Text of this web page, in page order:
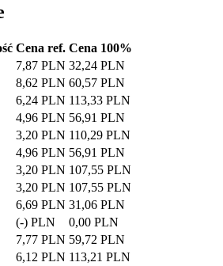
Cena ref. Cena 100%
7,87 PLN 32,24 PLN
8,62 PLN 60,57 PLN
6,24 PLN 113,33 PLN
4,96 PLN 56,91 PLN
3,20 PLN 110,29 PLN
4,96 PLN 56,91 PLN
3,20 PLN 107,55 PLN
3,20 PLN 107,55 PLN
6,69 PLN 31,06 PLN
(-) PLN
0,00 PLN
7,77 PLN 59,72 PLN
6,12 PLN 113,21 PLN